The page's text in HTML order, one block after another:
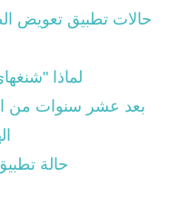
حالات تطبيق تعويض
لماذا
بعد عشر سنوات من
حالة